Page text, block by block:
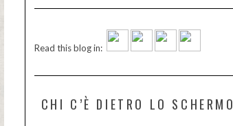
Read this blog in:
CHI C’È DIETRO LO SCHERMO